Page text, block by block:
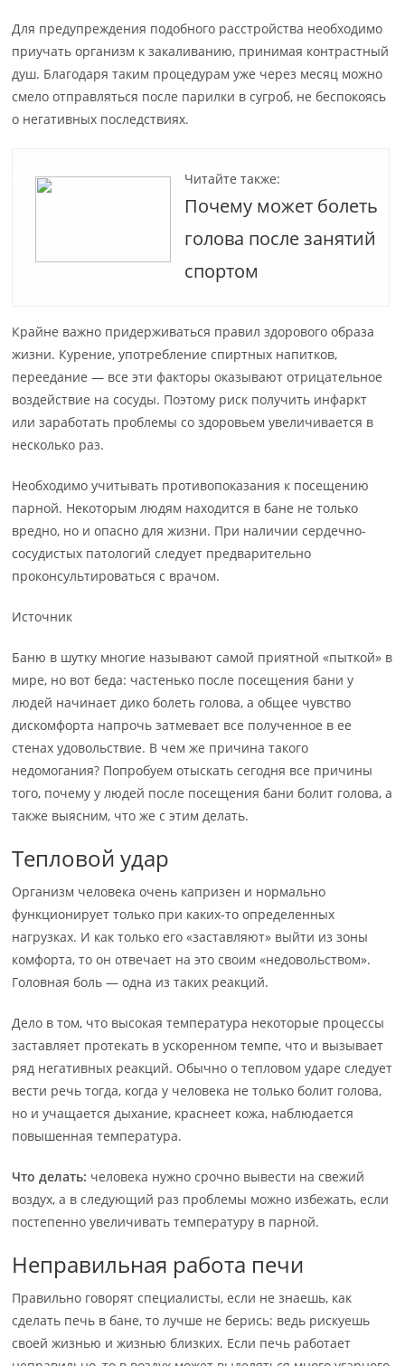
Для предупреждения подобного расстройства необходимо
приучать организм к закаливанию, принимая контрастный
душ. Благодаря таким процедурам уже через месяц можно
смело отправляться после парилки в сугроб, не беспокоясь
о негативных последствиях.
Читайте также:
Почему может болеть
голова после занятий
спортом
Крайне важно придерживаться правил здорового образа
жизни. Курение, употребление спиртных напитков,
переедание — все эти факторы оказывают отрицательное
воздействие на сосуды. Поэтому риск получить инфаркт
или заработать проблемы со здоровьем увеличивается в
несколько раз.
Необходимо учитывать противопоказания к посещению
парной. Некоторым людям находится в бане не только
вредно, но и опасно для жизни. При наличии сердечно-
сосудистых патологий следует предварительно
проконсультироваться с врачом.
Источник
Баню в шутку многие называют самой приятной «пыткой» в
мире, но вот беда: частенько после посещения бани у
людей начинает дико болеть голова, а общее чувство
дискомфорта напрочь затмевает все полученное в ее
стенах удовольствие. В чем же причина такого
недомогания? Попробуем отыскать сегодня все причины
того, почему у людей после посещения бани болит голова, а
также выясним, что же с этим делать.
Тепловой удар
Организм человека очень капризен и нормально
функционирует только при каких-то определенных
нагрузках. И как только его «заставляют» выйти из зоны
комфорта, то он отвечает на это своим «недовольством».
Головная боль — одна из таких реакций.
Дело в том, что высокая температура некоторые процессы
заставляет протекать в ускоренном темпе, что и вызывает
ряд негативных реакций. Обычно о тепловом ударе следует
вести речь тогда, когда у человека не только болит голова,
но и учащается дыхание, краснеет кожа, наблюдается
повышенная температура.
Что делать: человека нужно срочно вывести на свежий
воздух, а в следующий раз проблемы можно избежать, если
постепенно увеличивать температуру в парной.
Неправильная работа печи
Правильно говорят специалисты, если не знаешь, как
сделать печь в бане, то лучше не берись: ведь рискуешь
своей жизнью и жизнью близких. Если печь работает